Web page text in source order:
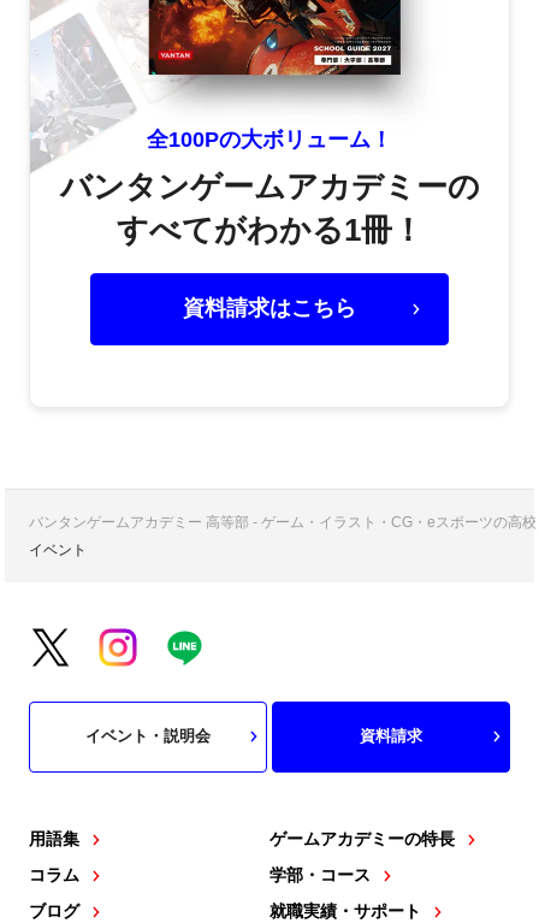
全100Pの大ボリューム！
バンタンゲームアカデミーの
すべてがわかる1冊！
資料請求はこちら
バンタンゲームアカデミー 高等部 - ゲーム・イラスト・CG・eスポーツの高
イベント
用語集
コラム
ブログ
ゲームアカデミーの特長
学部・コース
就職実績・サポート
イベント・説明会 資料請求